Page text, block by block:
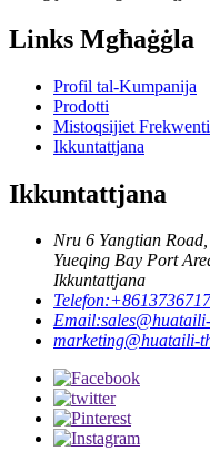
Links Mgħaġġla
Profil tal-Kumpanija
Prodotti
Mistoqsijiet Frekwenti
Ikkuntattjana
Ikkuntattjana
Nru 6 Yangtian
Yueqing Bay Port
Ikkuntattjana
Telefon:
Email:
marketing@huataili-